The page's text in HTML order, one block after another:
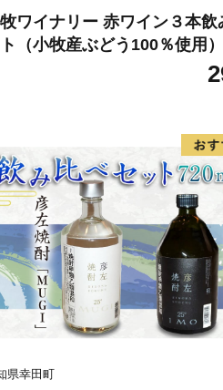
らまち （受付時間：土日祝日
肝付町南方2643番地
ワイナリー 赤ワイン３本飲
（小牧産ぶどう100％使用）
県幸田町